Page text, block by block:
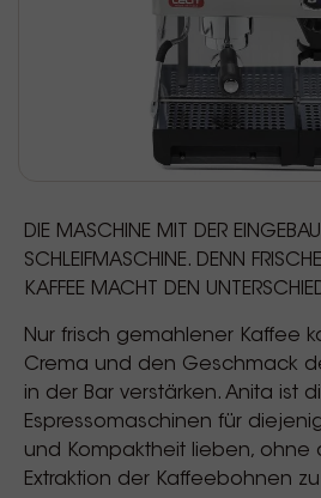
DIE MASCHINE MIT DER
SCHLEIFMASCHINE. DENN
KAFFEE MACHT DEN
Nur frisch gemahlener Kaffee
Crema und den Geschmack
in der Bar verstärken. Anita ist
Espressomaschinen für
und Kompaktheit lieben, ohne
Extraktion der Kaffeebohnen